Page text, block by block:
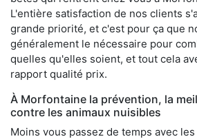
L'entière satisfaction de nos clients
grande priorité, et c'est pour ça que
généralement le nécessaire pour
quelles qu'elles soient, et tout cela
rapport qualité prix.
À Morfontaine la prévention, la
contre les animaux nuisibles
Moins vous passez de temps avec